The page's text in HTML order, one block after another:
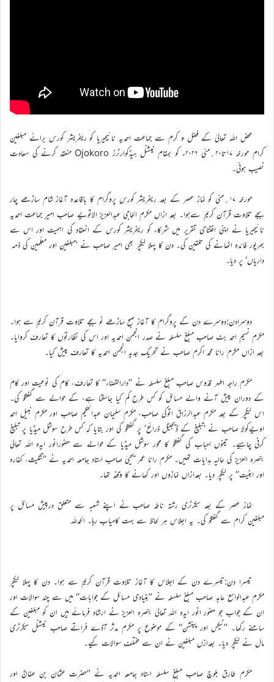
محض اللہ تعالیٰ کے فضل و کرم سے جماعت احمدیہ نائیجیریا کو ریفریشر کورس برائے مبلغین
کرام مورخہ ۱۷تا۲۰؍مئی ۲۰۲۶ء کو بمقام نیشنل ہیڈکوارٹرز Ojokoro منعقد کرنے کی سعادت
نصیب ہوئی۔
مورخہ ۱۷؍مئی کو نماز عصر کے بعد ریفریشر کورس پروگرام کا باقاعدہ آغاز شام ساڑھے چار
بجے تلاوت قرآن کریم سےہوا۔ بعد ازاں مکرم الحاجی عبدالعزیز الاتویے صاحب امیر جماعت احمدیہ
نائیجیریا نے اپنی افتتاحی تقریر میں شرکاء کو ریفریشر کورس کے انعقاد کی اہمیت اور اس سے
بھرپور فائدہ اٹھانے کی تلقین کی۔ دن کا پہلا لیکچر بھی امیر صاحب نے ’مبلغین اور معلّمین کی ذمہ
داریاں‘ پر دیا۔
دوسرادن:دوسرے دن کے پروگرام کا آغاز صبح ساڑھے نو بجے تلاوت قرآن کریم سے ہوا۔
مکرم نسیم احمد بٹ صاحب مبلغ سلسلہ نے صدر انجمن احمدیہ اور اس کی نظارتوں کا تعارف کروایا۔
بعد ازاں مکرم رانا محمد اکرم صاحب نے تحریک جدید انجمن احمدیہ کا تعارف پیش کیا۔
مکرم راجہ اطہر قدوس صاحب مبلغ سلسلہ نے ’’دارالقضاء‘‘ کا تعارف، کام کی نوعیت اور کام
کے دوران پیش آنے والے مسائل کو کس طرح کم کیا جاسکتا ہے، کے حوالے سے گفتگو کی۔
اس لیکچر کے بعد مکرم عبدالرزاق اتوکی صاحب، مکرم سلیمان عبدالحکیم صاحب اور مکرم نبیل احمد
اویےکولا صاحب نے ’تبلیغ کے ڈیجیٹل ذرائع‘ پر گفتگو کی اور بتایا کہ کس طرح سوشل میڈیا پر تبلیغ
کرنی چاہیے۔ تینوں احباب کی گفتگو کا محور سوشل میڈیا کے حوالے سے حضورانور ایدہ اللہ تعالیٰ
بنصرہ العزیز کی حالیہ ہدایات تھیں۔ مکرم رانا عمر یحییٰ صاحب استاد جامعہ احمدیہ نے ’’تثلیث، کفارہ
اور ابنیت‘‘ پر لیکچر دیا۔ بعدازاں نمازوں اور کھانے کا وقفہ تھا۔
نماز عصر کے بعد سیکرٹری رشتہ ناطہ صاحب نے اپنے شعبہ سے متعلق درپیش مسائل پر
مبلغین کرام سے گفتگو کی۔ یہ اجلاس ہر لحاظ سے بہت کامیاب رہا۔ الحمدللہ
تیسرا دن:تیسرے دن کے اجلاس کا آغاز تلاوت قرآن کریم سے ہوا۔ دن کا پہلا لیکچر
مکرم عبدالواسع عابد صاحب مبلغ سلسلہ نے ’’بنیادی مسائل کے جوابات‘‘ میں سے چند سوالات اور
ان کے جواب جو حضور انور ایدہ اللہ تعالیٰ بنصرہ العزیز نے ارشاد فرمائے ہیں ان کو مبلغین کے
سامنے رکھا۔ ’’ٹیکس اور پینشن‘‘ کے موضوع پر مکرم مدثر آڈے فراتے صاحب نیشنل سیکرٹری
مال نے لیکچر دیا۔ بعدازں مبلغین نے ان سے مختلف سوالات کیے۔
مکرم طارق بلوچ صاحب مبلغ سلسلہ استاد جامعہ احمدیہ نے ’’حضرت عثمان بن عفانؓ اور